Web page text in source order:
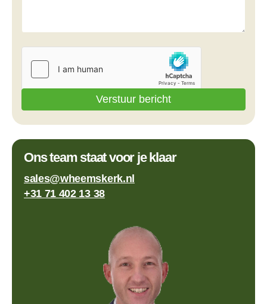
Verstuur bericht
Ons team staat voor je klaar
sales@wheemskerk.nl
+31 71 402 13 38